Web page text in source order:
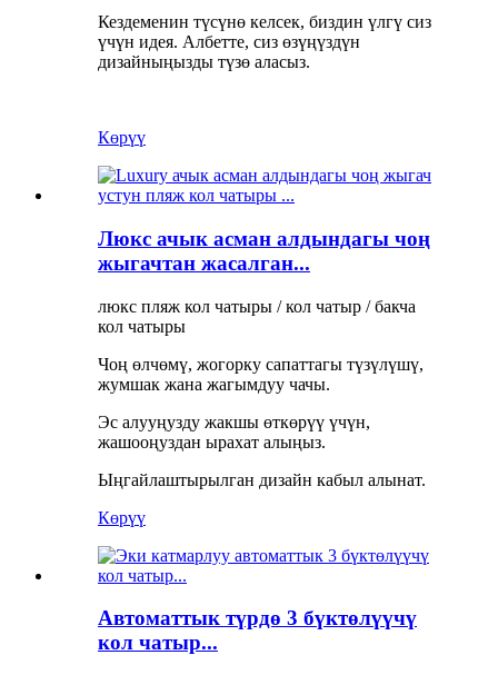
Кездеменин түсүнө келсек, биздин үлгү сиз
үчүн идея. Албетте, сиз өзүңүздүн
дизайныңызды түзө аласыз.
Көрүү
Люкс ачык асман алдындагы чоң
жыгачтан жасалган...
люкс пляж кол чатыры / кол чатыр / бакча
кол чатыры
Чоң өлчөмү, жогорку сапаттагы түзүлүшү,
жумшак жана жагымдуу чачы.
Эс алууңузду жакшы өткөрүү үчүн,
жашооңуздан ырахат алыңыз.
Ыңгайлаштырылган дизайн кабыл алынат.
Көрүү
Автоматтык түрдө 3 бүктөлүүчү
кол чатыр...